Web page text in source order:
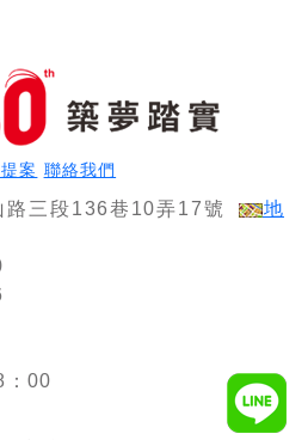
！(法
素養/
普/地
/司法/
察/鐵
案 聯絡我們
三段136巷10弄17號
地
：00